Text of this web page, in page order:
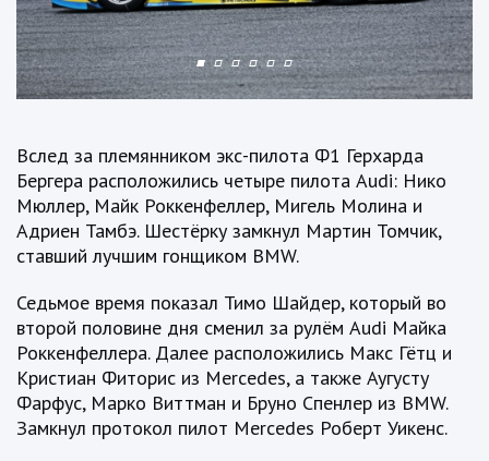
Вслед за племянником экс-пилота Ф1 Герхарда
Бергера расположились четыре пилота Audi: Нико
Мюллер, Майк Роккенфеллер, Мигель Молина и
Адриен Тамбэ. Шестёрку замкнул Мартин Томчик,
ставший лучшим гонщиком BMW.
Седьмое время показал Тимо Шайдер, который во
второй половине дня сменил за рулём Audi Майка
Роккенфеллера. Далее расположились Макс Гётц и
Кристиан Фиторис из Mercedes, а также Аугусту
Фарфус, Марко Виттман и Бруно Спенлер из BMW.
Замкнул протокол пилот Mercedes Роберт Уикенс.